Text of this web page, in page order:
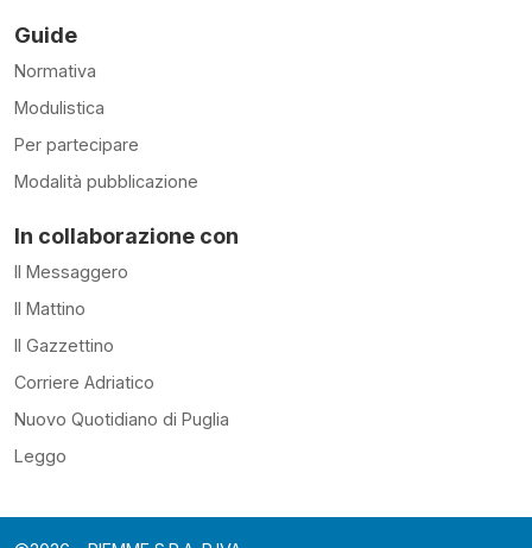
Guide
Normativa
Modulistica
Per partecipare
Modalità pubblicazione
In collaborazione con
Il Messaggero
Il Mattino
Il Gazzettino
Corriere Adriatico
Nuovo Quotidiano di Puglia
Leggo